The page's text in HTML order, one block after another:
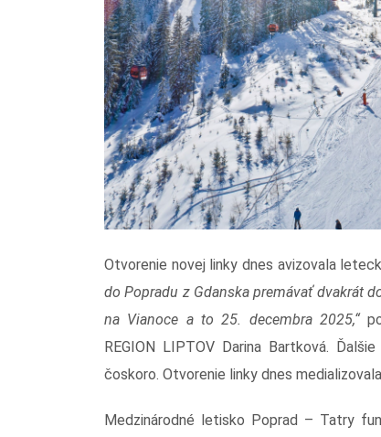
Otvorenie novej linky dnes avizovala
do Popradu z Gdanska premávať dvakrát
na Vianoce a to 25. decembra 2025,“
REGION LIPTOV Darina Bartková.
čoskoro. Otvorenie linky dnes
Medzinárodné letisko Poprad – Tatry